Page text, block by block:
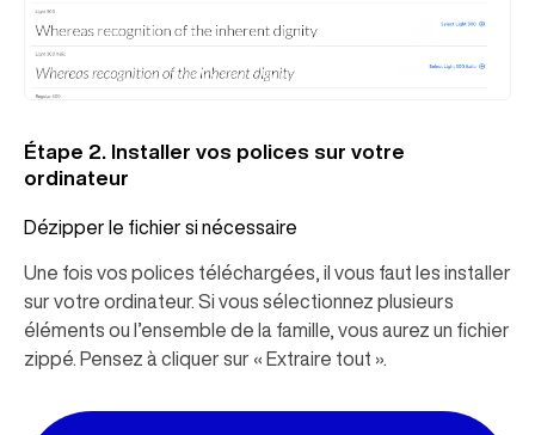
Étape 2. Installer vos polices sur votre
ordinateur
Dézipper le fichier si nécessaire
Une fois vos polices téléchargées, il vous faut les installer
sur votre ordinateur. Si vous sélectionnez plusieurs
éléments ou l’ensemble de la famille, vous aurez un fichier
zippé. Pensez à cliquer sur « Extraire tout ».